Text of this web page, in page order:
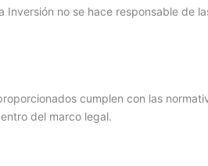
no se hace responsable de
cumplen con las
del marco legal.